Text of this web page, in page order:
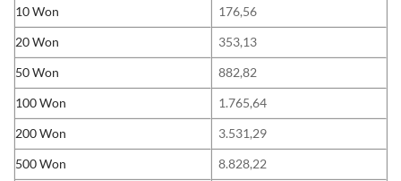
10 Won
176,56
20 Won
353,13
50 Won
882,82
100 Won
1.765,64
200 Won
3.531,29
500 Won
8.828,22